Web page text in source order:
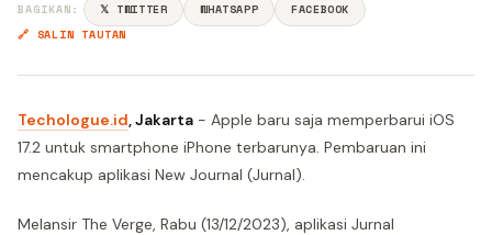
BAGIKAN: 𝕏 TWITTER WHATSAPP
FACEBOOK
🔗 SALIN TAUTAN
Techologue.id, Jakarta - Apple baru saja memperbarui iOS
17.2 untuk smartphone iPhone terbarunya. Pembaruan ini
mencakup aplikasi New Journal (Jurnal).
Melansir The Verge, Rabu (13/12/2023), aplikasi Jurnal